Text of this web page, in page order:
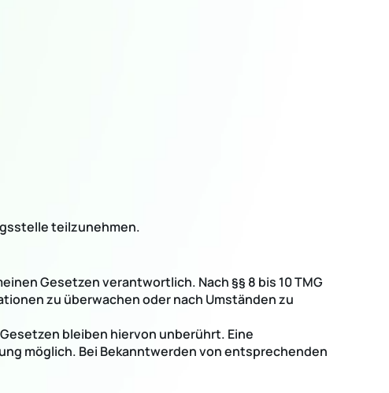
teilzunehmen.
Gesetzen verantwortlich. Nach §§ 8 bis 10 TMG
zu überwachen oder nach Umständen zu
bleiben hiervon unberührt. Eine
möglich. Bei Bekanntwerden von entsprechenden